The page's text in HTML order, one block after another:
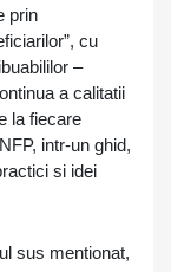
prin
cu
–
a calitatii
la fiecare
intr-un ghid,
si idei
sus mentionat,